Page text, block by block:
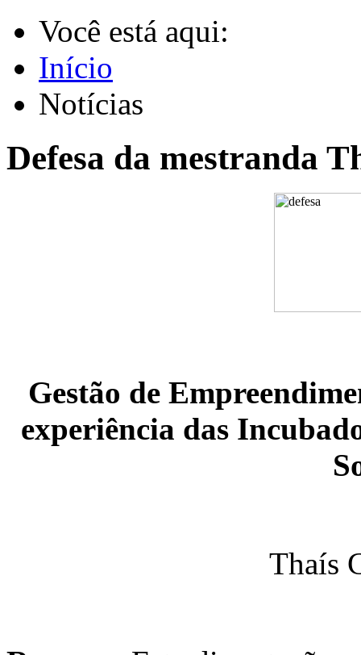
Você está aqui:
Início
Notícias
Defesa da mestranda
Gestão de
experiência das
Thaís